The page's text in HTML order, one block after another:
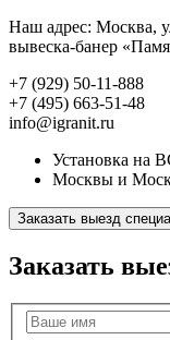
Наш адрес: Москва,
вывеска-банер
+7 (929) 50-11-888
+7 (495) 663-51-48
info@igranit.ru
Установка на
Москвы и
Заказать выезд
Заказать